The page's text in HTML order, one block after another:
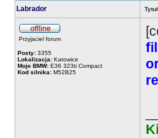
Labrador
Przyjaciel forum
Posty: 3355
Lokalizacja: Katowice
Moje BMW: E36 323ti Compact
Kod silnika: M52B25